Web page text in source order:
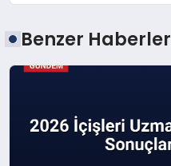
Benzer Haberler